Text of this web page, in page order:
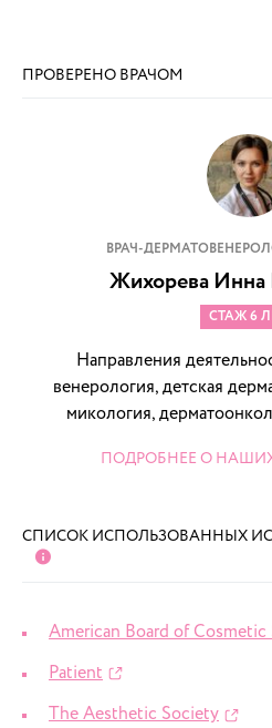
ПРОВЕРЕНО ВРАЧОМ
ВРАЧ-
Жихорева Инна
СТАЖ 6
Направления
венерология, детская
микология,
ПОДРОБНЕЕ О
СПИСОК ИСПОЛЬЗОВАННЫХ
American Board of Cosmetic
Patient
The Aesthetic Society